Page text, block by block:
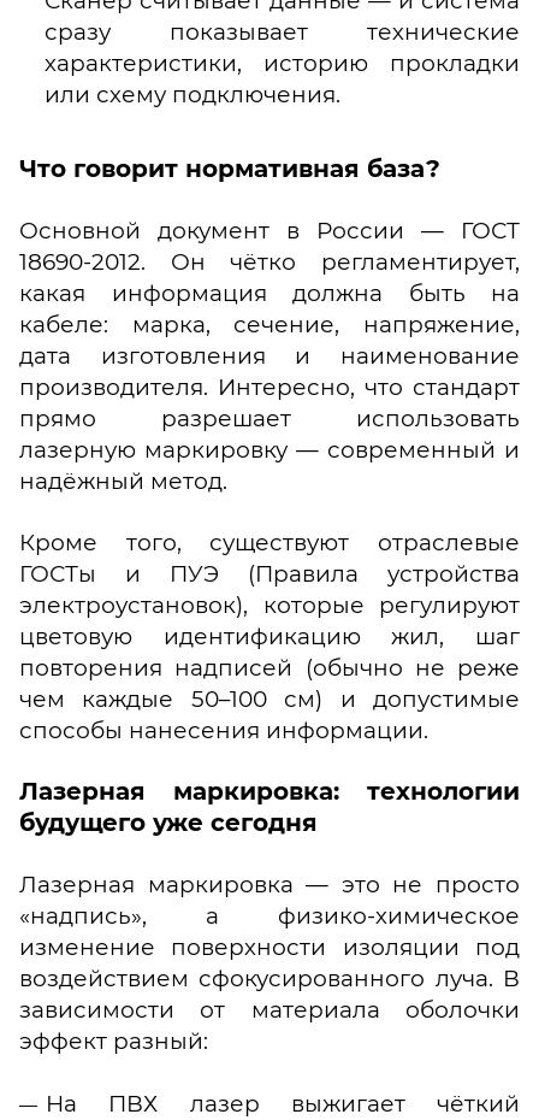
сразу показывает технические
характеристики, историю прокладки
или схему подключения.
Что говорит нормативная база?
Основной документ в России — ГОСТ
18690-2012. Он чётко регламентирует,
какая информация должна быть на
кабеле: марка, сечение, напряжение,
дата изготовления и наименование
производителя. Интересно, что стандарт
прямо разрешает использовать
лазерную маркировку — современный и
надёжный метод.
Кроме того, существуют отраслевые
ГОСТы и ПУЭ (Правила устройства
электроустановок), которые регулируют
цветовую идентификацию жил, шаг
повторения надписей (обычно не реже
чем каждые 50–100 см) и допустимые
способы нанесения информации.
Лазерная маркировка: технологии
будущего уже сегодня
Лазерная маркировка — это не просто
«надпись», а физико-химическое
изменение поверхности изоляции под
воздействием сфокусированного луча. В
зависимости от материала оболочки
эффект разный:
На ПВХ лазер выжигает чёткий